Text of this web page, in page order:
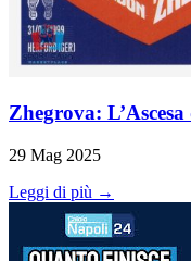
Zhegrova:
29 Mag 2025
Leggi di più →